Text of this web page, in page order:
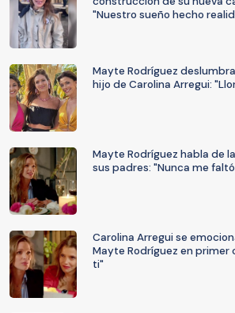
"Nuestro sueño hecho
Mayte Rodríguez
hijo de Carolina Arregui:
Mayte Rodríguez habla de
sus padres: "Nunca me
Carolina Arregui se
Mayte Rodríguez en
ti"